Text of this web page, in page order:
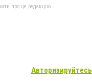
про це редакцію
Авторизируйтесь